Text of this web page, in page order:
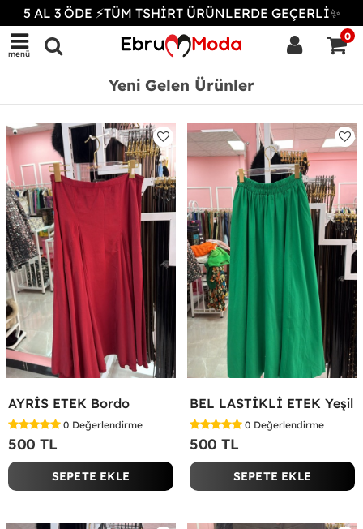
5 AL 3 ÖDE ⚡TÜM TSHİRT ÜRÜNLERDE GEÇERLİ✨
menü
0
Yeni Gelen Ürünler
AYRİS ETEK Bordo
0 Değerlendirme
500 TL
SEPETE EKLE
BEL LASTİKLİ ETEK Yeşil
0 Değerlendirme
500 TL
SEPETE EKLE